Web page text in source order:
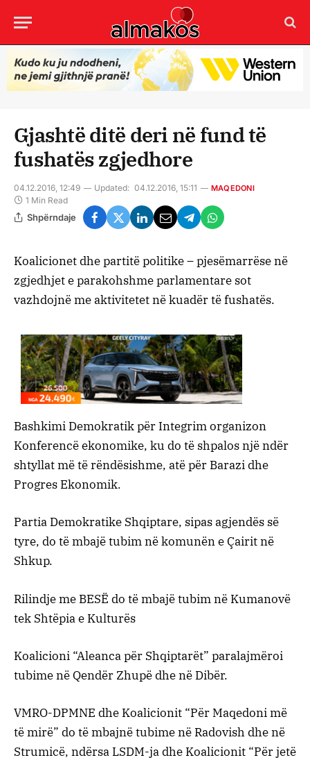
Gjashtë ditë deri në fund të
fushatës zgjedhore
04.12.2016, 12:49 Updated: 04.12.2016, 15:11 MAQEDONI
1 Min Read
Shpërndaje
Koalicionet dhe partitë politike – pjesëmarrëse në
zgjedhjet e parakohshme parlamentare sot
vazhdojnë me aktivitetet në kuadër të fushatës.
Bashkimi Demokratik për Integrim organizon
Konferencë ekonomike, ku do të shpalos një ndër
shtyllat më të rëndësishme, atë për Barazi dhe
Progres Ekonomik.
Partia Demokratike Shqiptare, sipas agjendës së
tyre, do të mbajë tubim në komunën e Çairit në
Shkup.
Rilindje me BESË do të mbajë tubim në Kumanovë
tek Shtëpia e Kulturës
Koalicioni “Aleanca për Shqiptarët” paralajmëroi
tubime në Qendër Zhupë dhe në Dibër.
VMRO-DPMNE dhe Koalicionit “Për Maqedoni më
të mirë” do të mbajnë tubime në Radovish dhe në
Strumicë, ndërsa LSDM-ja dhe Koalicionit “Për jetë